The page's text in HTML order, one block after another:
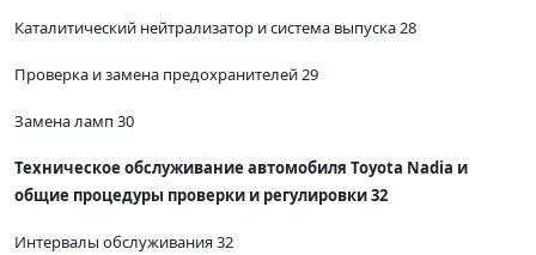
Каталитический нейтрализатор и система выпуска 28
Проверка и замена предохранителей 29
Замена ламп 30
Техническое обслуживание автомобиля Toyota Nadia и
общие процедуры проверки и регулировки 32
Интервалы обслуживания 32